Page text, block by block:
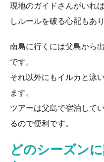
現地のガイドさんがいれ
しルールを破る心配もあり
南島に行くには父島から
です。
それ以外にもイルカと泳
ます。
ツアーは父島で宿泊して
るので便利です。
どのシーズン